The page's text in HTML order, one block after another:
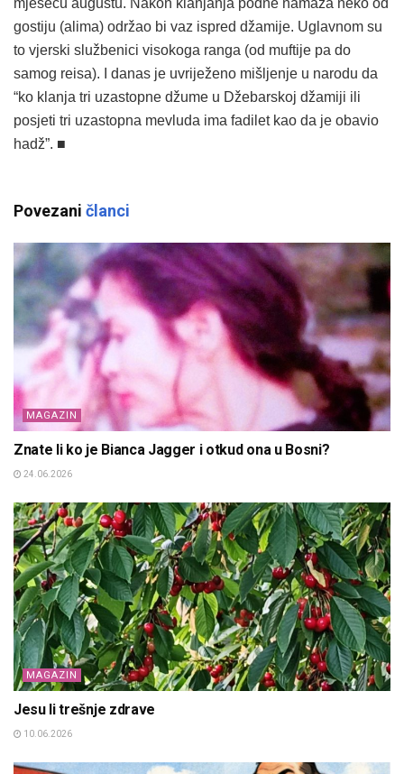
mjesecu augustu. Nakon klanjanja podne namaza neko od
gostiju (alima) održao bi vaz ispred džamije. Uglavnom su
to vjerski službenici visokoga ranga (od muftije pa do
samog reisa). I danas je uvriježeno mišljenje u narodu da
“ko klanja tri uzastopne džume u Džebarskoj džamiji ili
posjeti tri uzastopna mevluda ima fadilet kao da je obavio
hadž”. ■
Povezani članci
MAGAZIN
Znate li ko je Bianca Jagger i otkud ona u Bosni?
24.06.2026
MAGAZIN
Jesu li trešnje zdrave
10.06.2026